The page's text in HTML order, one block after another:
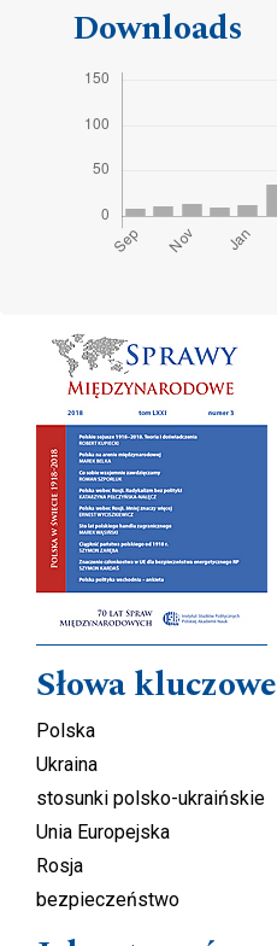
Downloads
Cover image
Słowa kluczowe
Polska
Ukraina
stosunki polsko-ukraińskie
Unia Europejska
Rosja
bezpieczeństwo